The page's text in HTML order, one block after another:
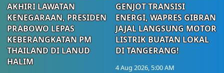
AKHIRI LAWATAN
KENEGARAAN, PRESIDEN
PRABOWO LEPAS
KEBERANGKATAN PM
THAILAND DI LANUD
HALIM
GENJOT TRANSISI
ENERGI, WAPRES GIBRAN
JAJAL LANGSUNG MOTOR
LISTRIK BUATAN LOKAL
DI TANGERANG!
4 Aug 2026, 5:00 AM